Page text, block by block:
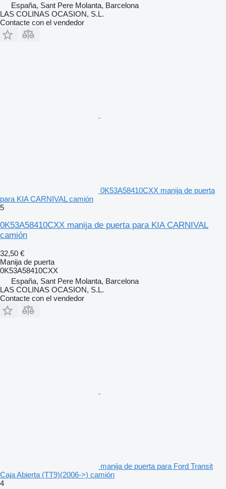
España, Sant Pere Molanta, Barcelona
LAS COLINAS OCASION, S.L.
Contacte con el vendedor
0K53A58410CXX manija de puerta
para KIA CARNIVAL camión
5
0K53A58410CXX manija de puerta para KIA CARNIVAL
camión
32,50 €
Manija de puerta
0K53A58410CXX
España, Sant Pere Molanta, Barcelona
LAS COLINAS OCASION, S.L.
Contacte con el vendedor
manija de puerta para Ford Transit
Caja Abierta (TT9)(2006->) camión
4